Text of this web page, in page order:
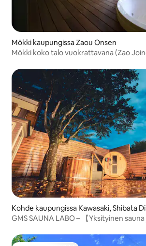
Mökki kaupungissa Zaou Onsen
Mökki koko talo vuokrattavana (Zao
Kohde kaupungissa Kawasaki, Shibata
GMS SAUNA LABO – 【Yksityinen sauna